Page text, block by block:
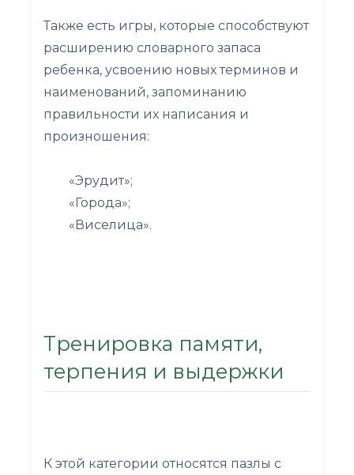
Также есть игры, которые способствуют
расширению словарного запаса
ребенка, усвоению новых терминов и
наименований, запоминанию
правильности их написания и
произношения:
«Эрудит»;
«Города»;
«Виселица».
Тренировка памяти,
терпения и выдержки
К этой категории относятся пазлы с